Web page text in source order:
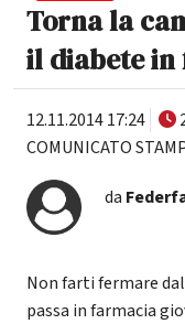
Torna la
il diabete
12.11.2014 17:24
COMUNICATO
da
Non farti fermare
passa in farmacia